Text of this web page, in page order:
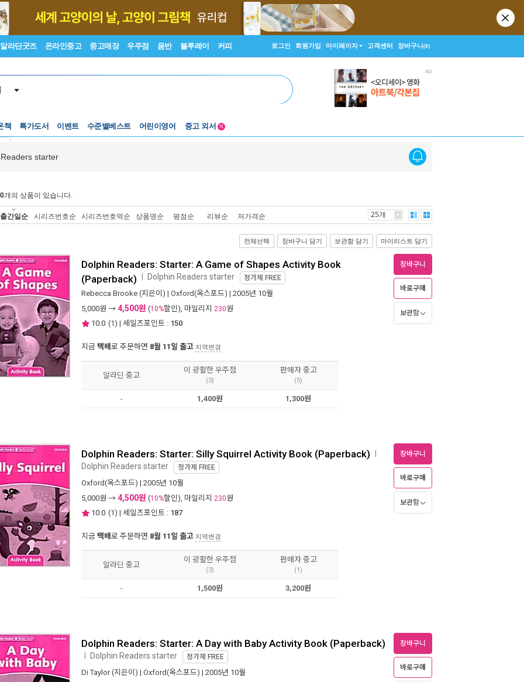
알라딘굿즈 온라인중고 중고매장 우주점 음반 블루레이 커피 로그인 회원가입 마이페이지 고객센터 장바구니(0)
책 특가도서 이벤트
수준별베스트
어린이영어
중고 외서
N
starter
개의 상품이 있습니다.
출간일순 시리즈번호순 시리즈번호역순 상품명순 평점순 리뷰순 저가격순 25개
전체선택 장바구니 담기 보관함 담기 마이리스트 담기
Dolphin Readers: Starter: A Game of Shapes Activity Book
(Paperback) Dolphin Readers starter 정가제 FREE
Rebecca Brooke (지은이) | Oxford(옥스포드) | 2005년 10월
5,000원 → 4,500원 (10%할인), 마일리지 230원
10.0 (1) | 세일즈포인트 : 150
지금 택배로 주문하면 8월 11일 출고 지역변경
장바구니
바로구매
보관함
알라딘 중고
이 광활한 우주점
(3)
판매자 중고
(5)
- 1,400원 1,300원
Dolphin Readers: Starter: Silly Squirrel Activity Book (Paperback)
Dolphin Readers starter 정가제 FREE
Oxford(옥스포드) | 2005년 10월
5,000원 → 4,500원 (10%할인), 마일리지 230원
10.0 (1) | 세일즈포인트 : 187
지금 택배로 주문하면 8월 11일 출고 지역변경
장바구니
바로구매
보관함
알라딘 중고
이 광활한 우주점
(3)
판매자 중고
(1)
- 1,500원 3,200원
Dolphin Readers: Starter: A Day with Baby Activity Book (Paperback)
Dolphin Readers starter 정가제 FREE
Di Taylor(지은이) | Oxford(옥스포드) | 2005년 10월
장바구니
바로구매